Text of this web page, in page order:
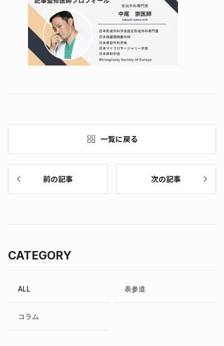
前の記事
一覧に戻る
次の記事
CATEGORY
ALL 表参道
コラム